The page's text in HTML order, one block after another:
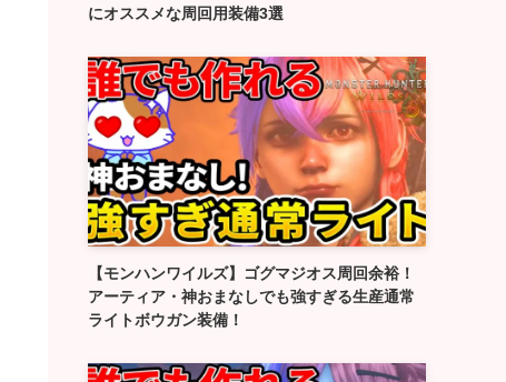
にオススメな周回用装備3選
【モンハンワイルズ】ゴグマジオス周回余裕！
アーティア・神おまなしでも強すぎる生産通常
ライトボウガン装備！